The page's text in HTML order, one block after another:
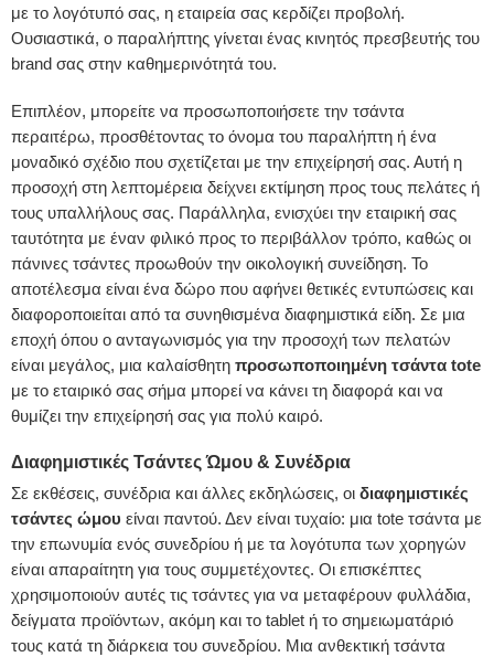
με το λογότυπό σας, η εταιρεία σας κερδίζει προβολή.
Ουσιαστικά, ο παραλήπτης γίνεται ένας κινητός πρεσβευτής του
brand σας στην καθημερινότητά του.
Επιπλέον, μπορείτε να προσωποποιήσετε την τσάντα
περαιτέρω, προσθέτοντας το όνομα του παραλήπτη ή ένα
μοναδικό σχέδιο που σχετίζεται με την επιχείρησή σας. Αυτή η
προσοχή στη λεπτομέρεια δείχνει εκτίμηση προς τους πελάτες ή
τους υπαλλήλους σας. Παράλληλα, ενισχύει την εταιρική σας
ταυτότητα με έναν φιλικό προς το περιβάλλον τρόπο, καθώς οι
πάνινες τσάντες προωθούν την οικολογική συνείδηση. Το
αποτέλεσμα είναι ένα δώρο που αφήνει θετικές εντυπώσεις και
διαφοροποιείται από τα συνηθισμένα διαφημιστικά είδη. Σε μια
εποχή όπου ο ανταγωνισμός για την προσοχή των πελατών
είναι μεγάλος, μια καλαίσθητη προσωποποιημένη τσάντα tote
με το εταιρικό σας σήμα μπορεί να κάνει τη διαφορά και να
θυμίζει την επιχείρησή σας για πολύ καιρό.
Διαφημιστικές Τσάντες Ώμου & Συνέδρια
Σε εκθέσεις, συνέδρια και άλλες εκδηλώσεις, οι διαφημιστικές
τσάντες ώμου είναι παντού. Δεν είναι τυχαίο: μια tote τσάντα με
την επωνυμία ενός συνεδρίου ή με τα λογότυπα των χορηγών
είναι απαραίτητη για τους συμμετέχοντες. Οι επισκέπτες
χρησιμοποιούν αυτές τις τσάντες για να μεταφέρουν φυλλάδια,
δείγματα προϊόντων, ακόμη και το tablet ή το σημειωματάριό
τους κατά τη διάρκεια του συνεδρίου. Μια ανθεκτική τσάντα